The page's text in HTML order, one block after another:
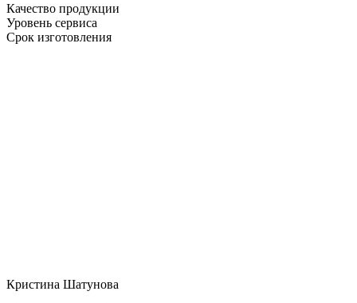
Качество продукции
Уровень сервиса
Срок изготовления
Кристина Шатунова